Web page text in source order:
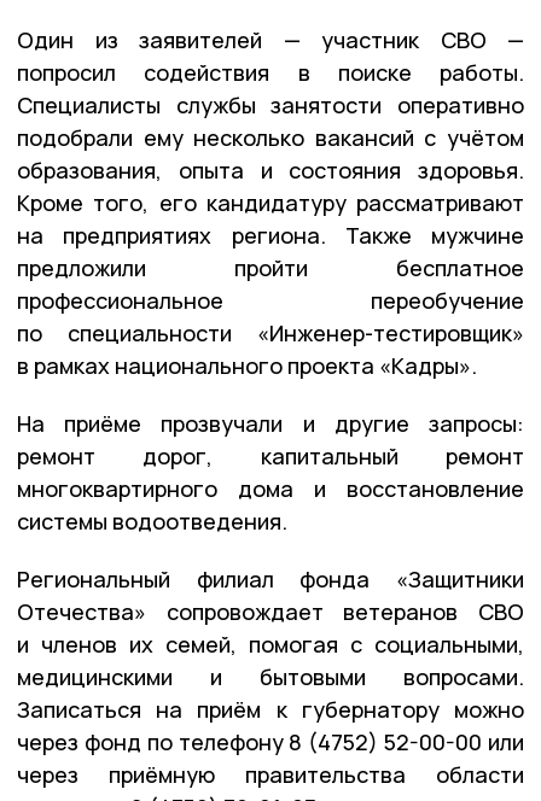
Один из заявителей — участник СВО —
попросил содействия в поиске работы.
Специалисты службы занятости оперативно
подобрали ему несколько вакансий с учётом
образования, опыта и состояния здоровья.
Кроме того, его кандидатуру рассматривают
на предприятиях региона. Также мужчине
предложили пройти бесплатное
профессиональное переобучение
по специальности «Инженер-тестировщик»
в рамках национального проекта «Кадры».
На приёме прозвучали и другие запросы:
ремонт дорог, капитальный ремонт
многоквартирного дома и восстановление
системы водоотведения.
Региональный филиал фонда «Защитники
Отечества» сопровождает ветеранов СВО
и членов их семей, помогая с социальными,
медицинскими и бытовыми вопросами.
Записаться на приём к губернатору можно
через фонд по телефону 8 (4752) 52-00-00 или
через приёмную правительства области